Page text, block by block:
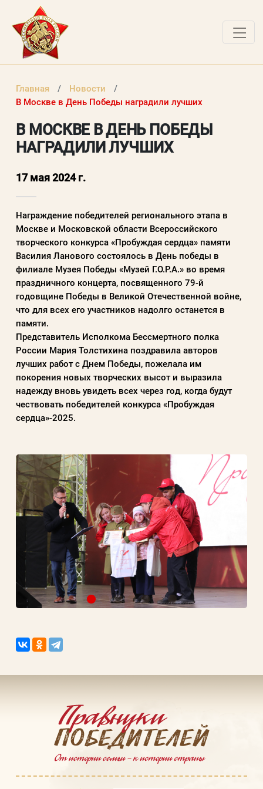
НОВОСТИ
РАБОТЫ ПОБЕДИТЕЛЕЙ
ВОПРОСЫ
ВХОД В ЛИЧНЫЙ КАБИНЕТ
Логин (электронная почта)
Заполняя данную форму вы соглашаетесь с
политикой конфиденциальности
Главная
Новости
В Москве в День Победы наградили лучших
В МОСКВЕ В ДЕНЬ ПОБЕДЫ
НАГРАДИЛИ ЛУЧШИХ
17 мая 2024 г.
Награждение победителей регионального этапа в
Москве и Московской области Всероссийского
творческого конкурса «Пробуждая сердца» памяти
Василия Ланового состоялось в День победы в
филиале Музея Победы «Музей Г.О.Р.А.» во время
праздничного концерта, посвященного 79-й
годовщине Победы в Великой Отечественной войне,
что для всех его участников надолго останется в
памяти.
Представитель Исполкома Бессмертного полка
России Мария Толстихина поздравила авторов
лучших работ с Днем Победы, пожелала им
покорения новых творческих высот и выразила
надежду вновь увидеть всех через год, когда будут
чествовать победителей конкурса «Пробуждая
сердца»-2025.